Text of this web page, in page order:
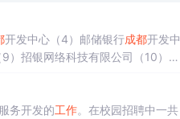
开发中心（4）邮储银行成都开发中
）招银网络科技有限公司（10）四
务开发的工作。在校园招聘中一共